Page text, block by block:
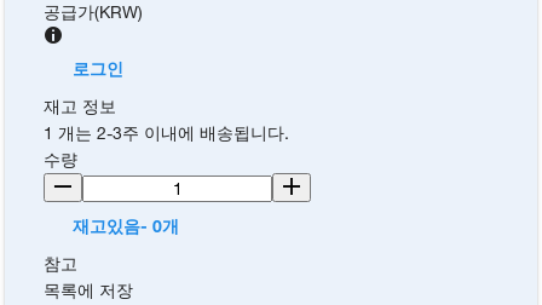
공급가(KRW)
로그인
재고 정보
1 개는 2-3주 이내에 배송됩니다.
수량
재고있음- 0개
참고
목록에 저장